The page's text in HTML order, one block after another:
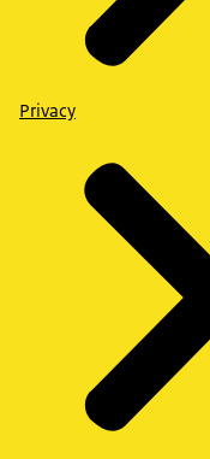
Privacy